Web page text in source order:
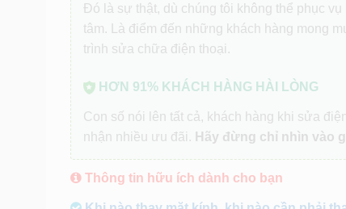
Đó là sự thật, dù chúng tôi không thể phục
tâm. Là điểm đến những khách hàng mong
trình sửa chữa điện thoại.
HƠN 91% KHÁCH HÀNG HÀI LÒNG
Con số nói lên tất cả, khách hàng khi sửa
nhận nhiều ưu đãi. Hãy đừng chỉ nhìn vào
Thông tin hữu ích dành cho bạn